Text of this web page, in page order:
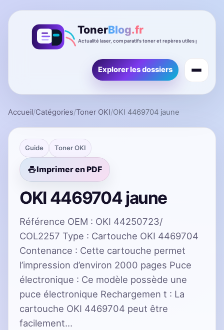
Explorer les dossiers
Accueil/Catégories/Toner OKI/OKI 4469704 jaune
Guide Toner OKI
Imprimer en PDF
OKI 4469704 jaune
Référence OEM : OKI 44250723/
COL2257 Type : Cartouche OKI 4469704
Contenance : Cette cartouche permet
l’impression d’environ 2000 pages Puce
électronique : Ce modèle possède une
puce électronique Rechargemen t : La
cartouche OKI 4469704 peut être
facilement…